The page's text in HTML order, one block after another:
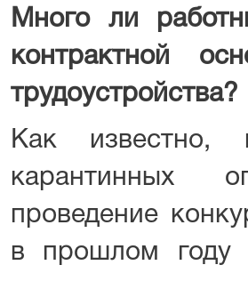
Много ли
контрактной
трудоустройства?
Как известно,
карантинных
проведение
в прошлом году